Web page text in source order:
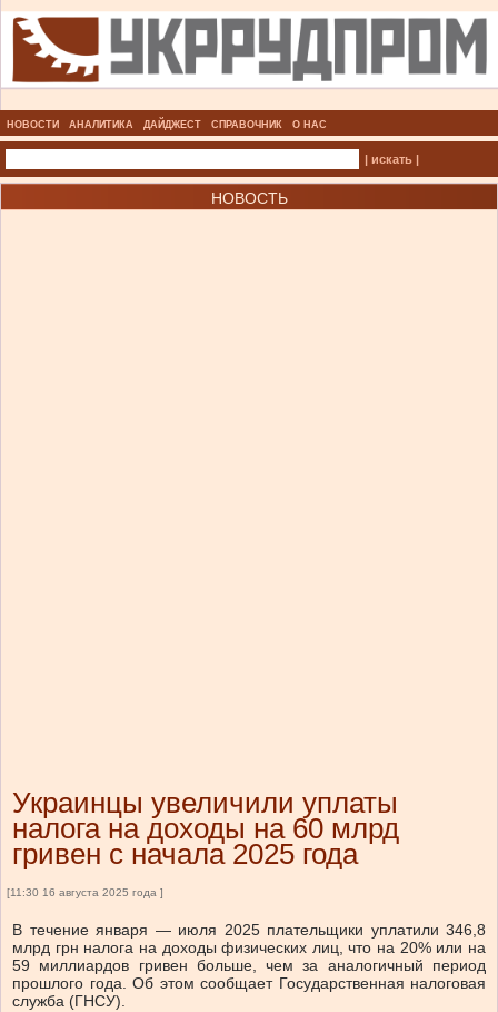
НОВОСТИ АНАЛИТИКА ДАЙДЖЕСТ СПРАВОЧНИК О НАС
| искать |
НОВОСТЬ
Украинцы увеличили уплаты
налога на доходы на 60 млрд
гривен с начала 2025 года
[11:30 16 августа 2025 года ]
В течение января — июля 2025 плательщики уплатили 346,8
млрд грн налога на доходы физических лиц, что на 20% или на
59 миллиардов гривен больше, чем за аналогичный период
прошлого года. Об этом сообщает Государственная налоговая
служба (ГНСУ).